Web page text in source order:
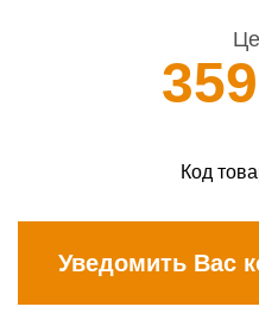
Код
Уведомить Вас